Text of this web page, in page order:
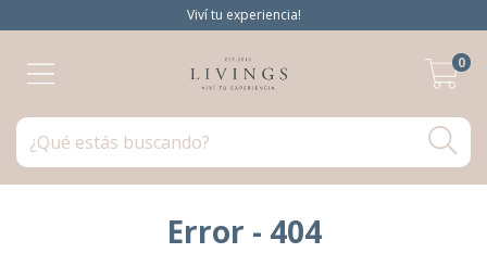
Viví tu experiencia!
0
Error - 404